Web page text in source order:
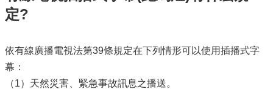
定?
依有線廣播電視法第39條規定在下列情形可以使用插播式字
幕：
（1）天然災害、緊急事故訊息之播送。